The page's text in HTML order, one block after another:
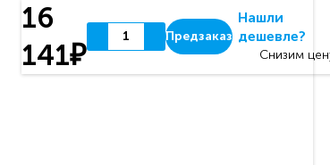
16
141₽
Предзаказ
Нашли
дешевле?
Снизим